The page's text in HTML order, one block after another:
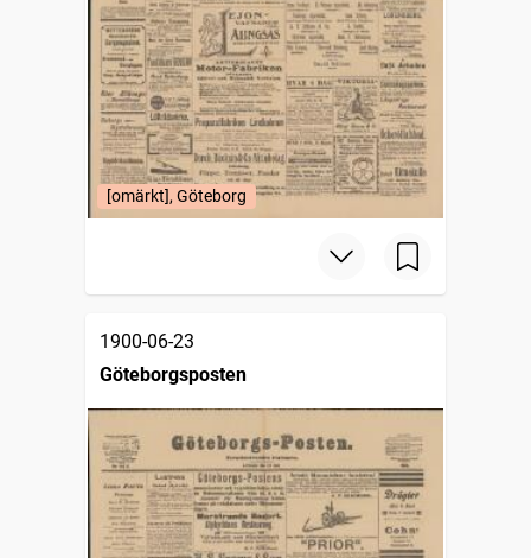
[omärkt], Göteborg
1900-06-23
Göteborgsposten